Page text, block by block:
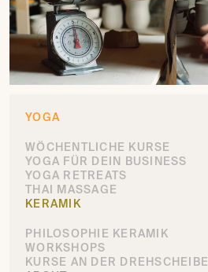
YOGA
WÖCHENTLICHE KURSE
YOGA FÜR DEIN BUSINESS
YOGA RETREATS
THAI MASSAGE
KERAMIK
PHILOSOPHIE KERAMIK
WORKSHOPS
KURSE AN DER DREHSCHEIBE